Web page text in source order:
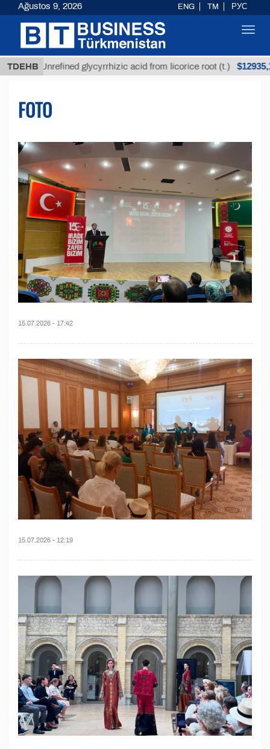
TDEHB
Unrefined glycyrrhizic acid from licorice root (t.) $12935,18
FOTO
15.07.2026 - 17:42
15.07.2026 - 12:19
Ağustos 9, 2026 ENG TM РУС